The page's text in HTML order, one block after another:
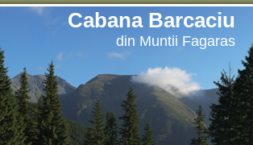
Cabana Barcaciu
din Muntii Fagaras